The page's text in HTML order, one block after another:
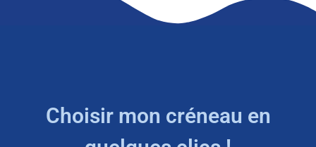
Choisir mon créneau en